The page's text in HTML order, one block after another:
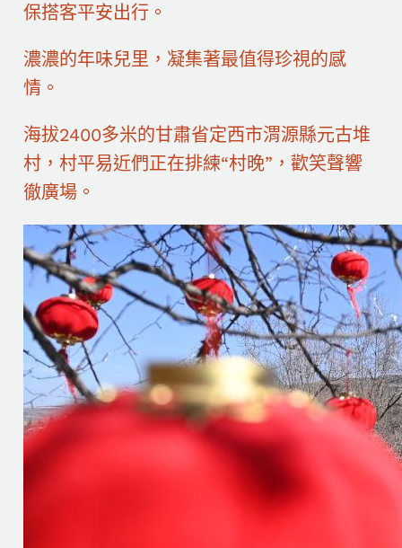
保搭客平安出行。
濃濃的年味兒里，凝集著最值得珍視的感
情。
海拔2400多米的甘肅省定西市渭源縣元古堆
村，村平易近們正在排練“村晚”，歡笑聲響
徹廣場。